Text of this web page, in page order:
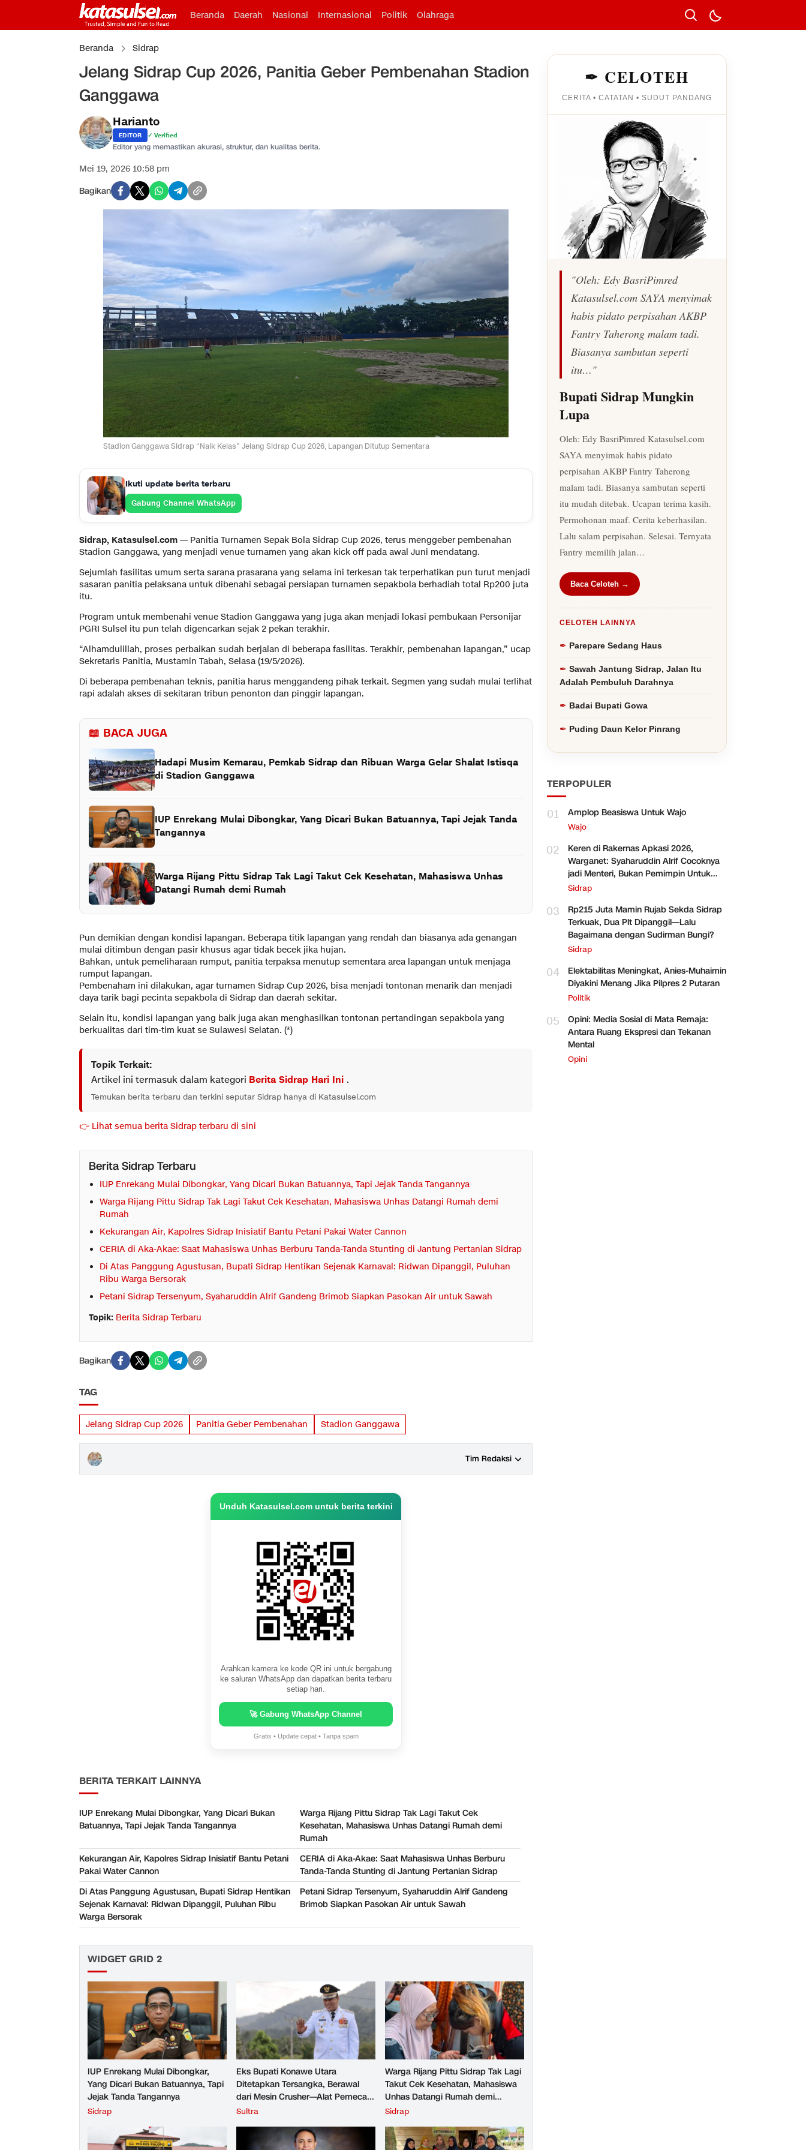
Beranda Daerah Nasional Internasional Politik Olahraga
Beranda Sidrap
Jelang Sidrap Cup 2026, Panitia Geber Pembenahan Stadion
Ganggawa
Harianto
EDITOR ✓ Verified
Editor yang memastikan akurasi, struktur, dan kualitas berita.
Mei 19, 2026 10:58 pm
Bagikan
Stadion Ganggawa Sidrap “Naik Kelas” Jelang Sidrap Cup 2026, Lapangan Ditutup Sementara
Ikuti update berita terbaru
Gabung Channel WhatsApp
Sidrap, Katasulsel.com — Panitia Turnamen Sepak Bola Sidrap Cup 2026, terus menggeber pembenahan
Stadion Ganggawa, yang menjadi venue turnamen yang akan kick off pada awal Juni mendatang.
Sejumlah fasilitas umum serta sarana prasarana yang selama ini terkesan tak terperhatikan pun turut menjadi
sasaran panitia pelaksana untuk dibenahi sebagai persiapan turnamen sepakbola berhadiah total Rp200 juta
itu.
Program untuk membenahi venue Stadion Ganggawa yang juga akan menjadi lokasi pembukaan Personijar
PGRI Sulsel itu pun telah digencarkan sejak 2 pekan terakhir.
“Alhamdulillah, proses perbaikan sudah berjalan di beberapa fasilitas. Terakhir, pembenahan lapangan,” ucap
Sekretaris Panitia, Mustamin Tabah, Selasa (19/5/2026).
Di beberapa pembenahan teknis, panitia harus menggandeng pihak terkait. Segmen yang sudah mulai terlihat
rapi adalah akses di sekitaran tribun penonton dan pinggir lapangan.
📖 BACA JUGA
Hadapi Musim Kemarau, Pemkab Sidrap dan Ribuan Warga Gelar Shalat Istisqa
di Stadion Ganggawa
IUP Enrekang Mulai Dibongkar, Yang Dicari Bukan Batuannya, Tapi Jejak Tanda
Tangannya
Warga Rijang Pittu Sidrap Tak Lagi Takut Cek Kesehatan, Mahasiswa Unhas
Datangi Rumah demi Rumah
Pun demikian dengan kondisi lapangan. Beberapa titik lapangan yang rendah dan biasanya ada genangan
mulai ditimbun dengan pasir khusus agar tidak becek jika hujan.
Bahkan, untuk pemeliharaan rumput, panitia terpaksa menutup sementara area lapangan untuk menjaga
rumput lapangan.
Pembenaham ini dilakukan, agar turnamen Sidrap Cup 2026, bisa menjadi tontonan menarik dan menjadi
daya tarik bagi pecinta sepakbola di Sidrap dan daerah sekitar.
Selain itu, kondisi lapangan yang baik juga akan menghasilkan tontonan pertandingan sepakbola yang
berkualitas dari tim-tim kuat se Sulawesi Selatan. (*)
Topik Terkait:
Artikel ini termasuk dalam kategori Berita Sidrap Hari Ini .
Temukan berita terbaru dan terkini seputar Sidrap hanya di Katasulsel.com
👉 Lihat semua berita Sidrap terbaru di sini
Berita Sidrap Terbaru
IUP Enrekang Mulai Dibongkar, Yang Dicari Bukan Batuannya, Tapi Jejak Tanda Tangannya
Warga Rijang Pittu Sidrap Tak Lagi Takut Cek Kesehatan, Mahasiswa Unhas Datangi Rumah demi
Rumah
Kekurangan Air, Kapolres Sidrap Inisiatif Bantu Petani Pakai Water Cannon
CERIA di Aka-Akae: Saat Mahasiswa Unhas Berburu Tanda-Tanda Stunting di Jantung Pertanian Sidrap
Di Atas Panggung Agustusan, Bupati Sidrap Hentikan Sejenak Karnaval: Ridwan Dipanggil, Puluhan
Ribu Warga Bersorak
Petani Sidrap Tersenyum, Syaharuddin Alrif Gandeng Brimob Siapkan Pasokan Air untuk Sawah
Topik: Berita Sidrap Terbaru
Bagikan
TAG
Jelang Sidrap Cup 2026 Panitia Geber Pembenahan Stadion Ganggawa
Tim Redaksi
Unduh Katasulsel.com untuk berita terkini
Arahkan kamera ke kode QR ini untuk bergabung
ke saluran WhatsApp dan dapatkan berita terbaru
setiap hari.
🚀 Gabung WhatsApp Channel
Gratis • Update cepat • Tanpa spam
BERITA TERKAIT LAINNYA
IUP Enrekang Mulai Dibongkar, Yang Dicari Bukan
Batuannya, Tapi Jejak Tanda Tangannya
Warga Rijang Pittu Sidrap Tak Lagi Takut Cek
Kesehatan, Mahasiswa Unhas Datangi Rumah demi
Rumah
Kekurangan Air, Kapolres Sidrap Inisiatif Bantu Petani
Pakai Water Cannon
CERIA di Aka-Akae: Saat Mahasiswa Unhas Berburu
Tanda-Tanda Stunting di Jantung Pertanian Sidrap
Di Atas Panggung Agustusan, Bupati Sidrap Hentikan
Sejenak Karnaval: Ridwan Dipanggil, Puluhan Ribu
Warga Bersorak
Petani Sidrap Tersenyum, Syaharuddin Alrif Gandeng
Brimob Siapkan Pasokan Air untuk Sawah
WIDGET GRID 2
IUP Enrekang Mulai Dibongkar,
Yang Dicari Bukan Batuannya, Tapi
Jejak Tanda Tangannya
Sidrap
Eks Bupati Konawe Utara
Ditetapkan Tersangka, Berawal
dari Mesin Crusher—Alat Pemecah
Batu
Sultra
Warga Rijang Pittu Sidrap Tak Lagi
Takut Cek Kesehatan, Mahasiswa
Unhas Datangi Rumah demi
Rumah
Sidrap
✒ CELOTEH
CERITA • CATATAN • SUDUT PANDANG
"Oleh: Edy BasriPimred
Katasulsel.com SAYA menyimak
habis pidato perpisahan AKBP
Fantry Taherong malam tadi.
Biasanya sambutan seperti
itu…"
Bupati Sidrap Mungkin
Lupa
Oleh: Edy BasriPimred Katasulsel.com
SAYA menyimak habis pidato
perpisahan AKBP Fantry Taherong
malam tadi. Biasanya sambutan seperti
itu mudah ditebak. Ucapan terima kasih.
Permohonan maaf. Cerita keberhasilan.
Lalu salam perpisahan. Selesai. Ternyata
Fantry memilih jalan…
Baca Celoteh →
CELOTEH LAINNYA
Parepare Sedang Haus
Sawah Jantung Sidrap, Jalan Itu
Adalah Pembuluh Darahnya
Badai Bupati Gowa
Puding Daun Kelor Pinrang
TERPOPULER
01 Amplop Beasiswa Untuk Wajo
Wajo
02
Keren di Rakernas Apkasi 2026,
Warganet: Syaharuddin Alrif Cocoknya
jadi Menteri, Bukan Pemimpin Untuk
Sidrap Saja
Sidrap
03
Rp215 Juta Mamin Rujab Sekda Sidrap
Terkuak, Dua Plt Dipanggil—Lalu
Bagaimana dengan Sudirman Bungi?
Sidrap
04
Elektabilitas Meningkat, Anies-Muhaimin
Diyakini Menang Jika Pilpres 2 Putaran
Politik
05
Opini: Media Sosial di Mata Remaja:
Antara Ruang Ekspresi dan Tekanan
Mental
Opini